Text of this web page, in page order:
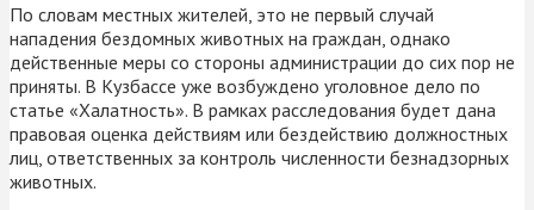
По словам местных жителей, это не первый случай
нападения бездомных животных на граждан, однако
действенные меры со стороны администрации до сих пор не
приняты. В Кузбассе уже возбуждено уголовное дело по
статье «Халатность». В рамках расследования будет дана
правовая оценка действиям или бездействию должностных
лиц, ответственных за контроль численности безнадзорных
животных.